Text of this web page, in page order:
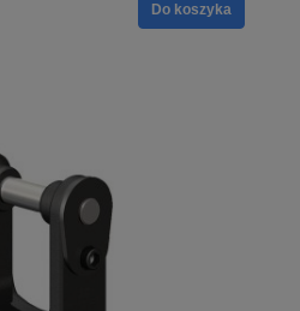
Do koszyka